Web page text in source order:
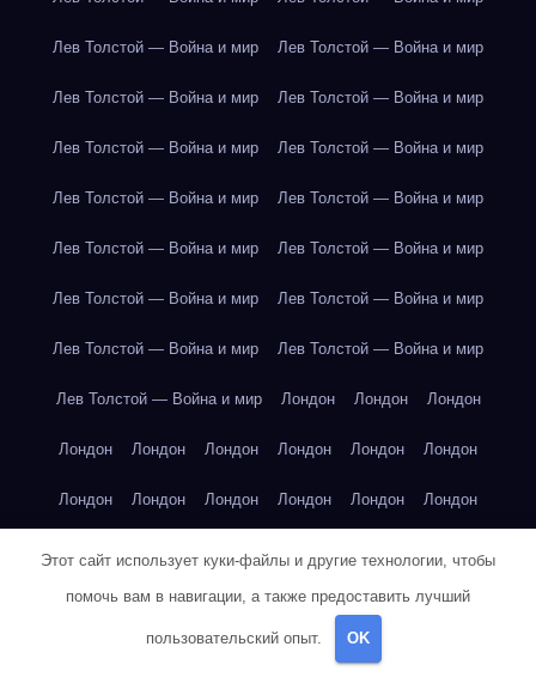
Лев Толстой — Война и мир Лев Толстой — Война и мир
Лев Толстой — Война и мир Лев Толстой — Война и мир
Лев Толстой — Война и мир Лев Толстой — Война и мир
Лев Толстой — Война и мир Лев Толстой — Война и мир
Лев Толстой — Война и мир Лев Толстой — Война и мир
Лев Толстой — Война и мир Лев Толстой — Война и мир
Лев Толстой — Война и мир Лев Толстой — Война и мир
Лев Толстой — Война и мир Лондон Лондон Лондон
Лондон Лондон Лондон Лондон Лондон Лондон
Лондон Лондон Лондон Лондон Лондон Лондон
Лондон Лондон
Лондон Лондон Лондон Лондон Лос-Анджелес
Этот сайт использует куки-файлы и другие технологии, чтобы
помочь вам в навигации, а также предоставить лучший
пользовательский опыт. OK